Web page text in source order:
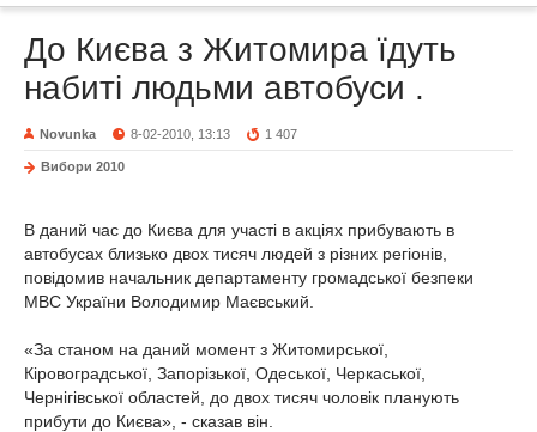
До Києва з Житомира їдуть
набиті людьми автобуси .
Novunka 8-02-2010, 13:13 1 407
Вибори 2010
В даний час до Києва для участі в акціях прибувають в
автобусах близько двох тисяч людей з різних регіонів,
повідомив начальник департаменту громадської безпеки
МВС України Володимир Маєвський.
«За станом на даний момент з Житомирської,
Кіровоградської, Запорізької, Одеської, Черкаської,
Чернігівської областей, до двох тисяч чоловік планують
прибути до Києва», - сказав він.